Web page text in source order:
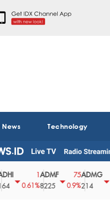
Technology
0.61%
ADMF
8225
75
0.9%
ADMG
214
2.73%